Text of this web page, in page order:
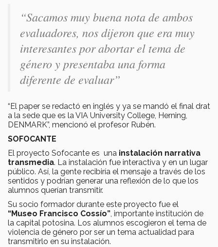
“Sacamos muy buena nota de ambos
evaluadores, nos dijeron que era muy
interesantes por abortar el tema de
género y presentaba una forma
diferente de evaluar”
“El paper se redactó en inglés y ya se mandó el final drat
a la sede que es la VIA University College, Herning,
DENMARK”, mencionó el profesor Rubén.
SOFOCANTE
El proyecto Sofocante es una instalación narrativa
transmedia. La instalación fue interactiva y en un lugar
público. Así, la gente recibiría el mensaje a través de los
sentidos y podrían generar una reflexión de lo que los
alumnos querían transmitir.
Su socio formador durante este proyecto fue el
“Museo Francisco Cossío”, importante institución de
la capital potosina. Los alumnos escogieron el tema de
violencia de género por ser un tema actualidad para
transmitirlo en su instalación.